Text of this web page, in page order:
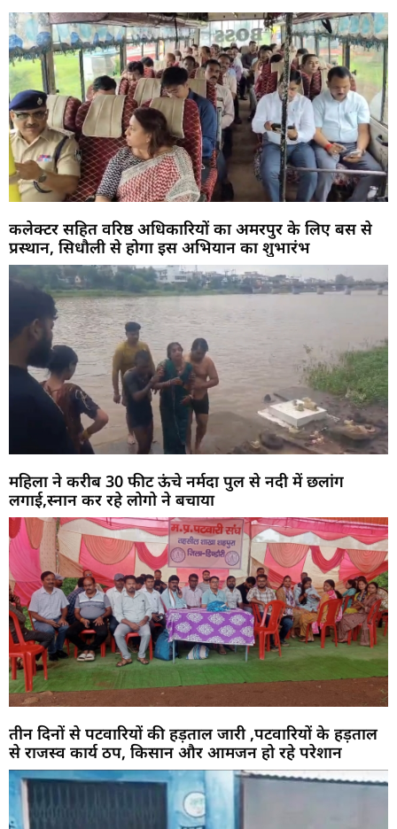
कलेक्टर सहित वरिष्ठ अधिकारियों का अमरपुर के लिए बस से
प्रस्थान, सिधौली से होगा इस अभियान का शुभारंभ
महिला ने करीब 30 फीट ऊंचे नर्मदा पुल से नदी में छलांग
लगाई,स्नान कर रहे लोगो ने बचाया
तीन दिनों से पटवारियों की हड़ताल जारी ,पटवारियों के हड़ताल
से राजस्व कार्य ठप, किसान और आमजन हो रहे परेशान